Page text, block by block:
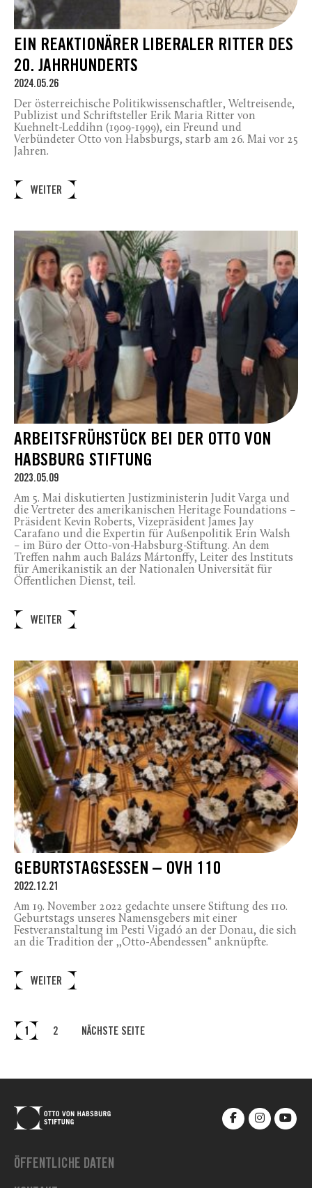
EIN REAKTIONÄRER LIBERALER RITTER DES
20. JAHRHUNDERTS
2024.05.26
Der österreichische Politikwissenschaftler, Weltreisende,
Publizist und Schriftsteller Erik Maria Ritter von
Kuehnelt-Leddihn (1909-1999), ein Freund und
Verbündeter Otto von Habsburgs, starb am 26. Mai vor 25
Jahren.
WEITER
ARBEITSFRÜHSTÜCK BEI DER OTTO VON
HABSBURG STIFTUNG
2023.05.09
Am 5. Mai diskutierten Justizministerin Judit Varga und
die Vertreter des amerikanischen Heritage Foundations –
Präsident Kevin Roberts, Vizepräsident James Jay
Carafano und die Expertin für Außenpolitik Erin Walsh
– im Büro der Otto-von-Habsburg-Stiftung. An dem
Treffen nahm auch Balázs Mártonffy, Leiter des Instituts
für Amerikanistik an der Nationalen Universität für
Öffentlichen Dienst, teil.
WEITER
GEBURTSTAGSESSEN – OVH 110
2022.12.21
Am 19. November 2022 gedachte unsere Stiftung des 110.
Geburtstags unseres Namensgebers mit einer
Festveranstaltung im Pesti Vigadó an der Donau, die sich
an die Tradition der ,,Otto-Abendessen“ anknüpfte.
WEITER
1 2 NÄCHSTE SEITE
ÖFFENTLICHE DATEN